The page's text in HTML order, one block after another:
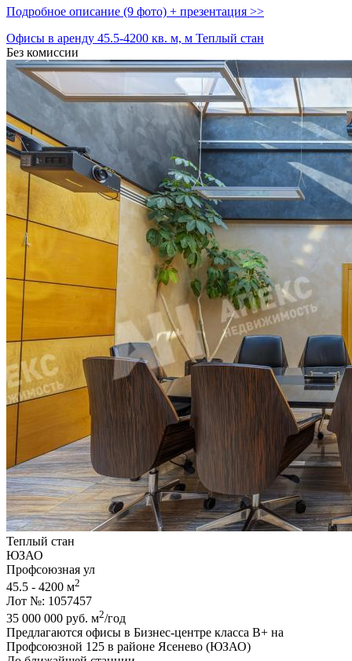
Подробное описание (9 фото) + презентация >>
Офисы в аренду 45.5-4200 кв. м, м Теплый стан
Без комиссии
Теплый стан
ЮЗАО
Профсоюзная ул
45.5 - 4200 м2
Лот №: 1057457
35 000 000 руб. м2/год
Предлагаются офисы в Бизнес-центре класса В+ на
Профсоюзной 125 в районе Ясенево (ЮЗАО)